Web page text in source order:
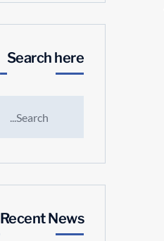
Search here
Recent News